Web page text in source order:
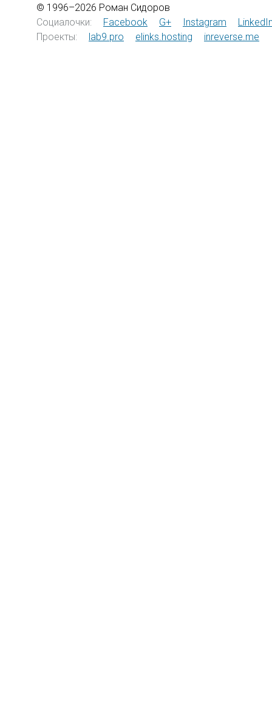
© 1996–2026 Роман Сидоров
Социалочки:
Facebook G+ Instagram
Проекты:
lab9.pro elinks.hosting inreverse.me